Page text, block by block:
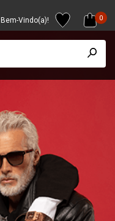
Bem-Vindo(a)! 0